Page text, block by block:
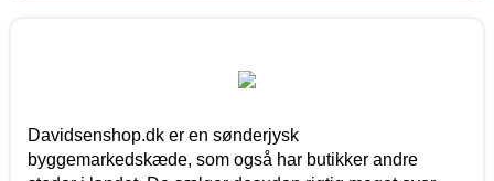
Davidsenshop.dk er en sønderjysk
byggemarkedskæde, som også har butikker andre